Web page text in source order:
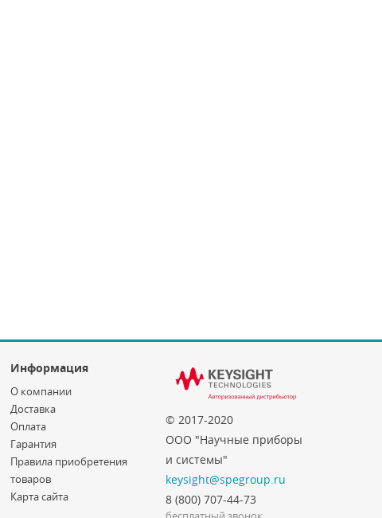
Информация
© 2017-2020
ООО "Научные приборы
и системы"
keysight@spegroup.ru
8 (800) 707-44-73
О компании
Доставка
Оплата
Гарантия
Правила приобретения
товаров
Карта сайта